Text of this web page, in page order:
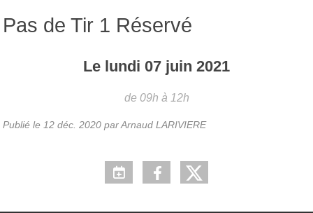
Pas de Tir 1 Réservé
Le lundi 07 juin 2021
de 09h à 12h
Publié le 12 déc. 2020 par Arnaud LARIVIERE